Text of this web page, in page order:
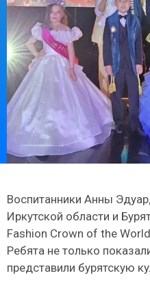
Воспитанники Анны
Иркутской области и
Fashion Crown of the
Ребята не только
представили бурятскую